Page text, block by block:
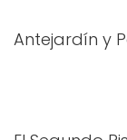
Antejardín y